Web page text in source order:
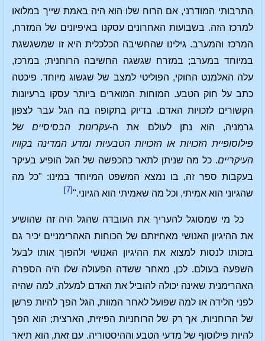
התרבותי המודרני, אם הרוח שלו הוא היה באמת שייך במלואו
למרכז הזה. בשבועות האחרונים עסקנו באיפיונים של המזרח,
המרכז והמערב. גילינו שהחשיבה הכלכלית היא זו שמשגשגת
במיוחד במערב; במזרח שגשגה החשיבה הרוחנית; במרכז,
עלה האלמנט החוקי, הפוליטי למצב של שגשוג מיוחד. פיכטה
כתב על חוק הטבע. המוחות המוארים ביותר עסקו ברעיונות
הקשורים לזכויות האדם. בדיוק בתקופה בה הגל עבר לצפון
גרמניה, הוא נתן לעולם את ה-עקרונות הבסיסיים של
פילוסופיית הזכויות או הזכויות הטבעיות ומדע המדינה בקוויו
העיקריים. כל מה שניתן לתאר כהכפשה של הגל הופיע בעיקר
בעקבות ספר זה, בו נמצא המשפט המיוחד במינו: "כל מה
שהגיוני הוא אמיתי, וכל מה שאמיתי הוא הגיוני."[7]
כל מי שמסוגל להעריך את העובדה שהגל היה זה שהושיע
את ההיגיון האנושי מאחיזתם של הכוחות האהרימניים יכיר גם
בזכותו לנסות למצוא את ההיגיון האנושי ולהפוך אותו לבעל
השפעה בעולם. לכן, מאחר ששדה הפעולה שלו היה הספרה
האהרימנית שאינה יכולה להוביל את האדם למעלה, למה שהיה
לפני הלידה או למה שפועל לאחר המוות, הגל הפך להיות פרשן
של הרוחניות, אך רק של הרוחניות הפיזית, הארצית; הוא הפך
להיות פילוסוף של מדעי הטבע וההיסטוריה. עם זאת, הוא תיאר